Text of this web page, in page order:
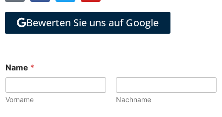
Bewerten Sie uns auf Google
Name *
Vorname Nachname